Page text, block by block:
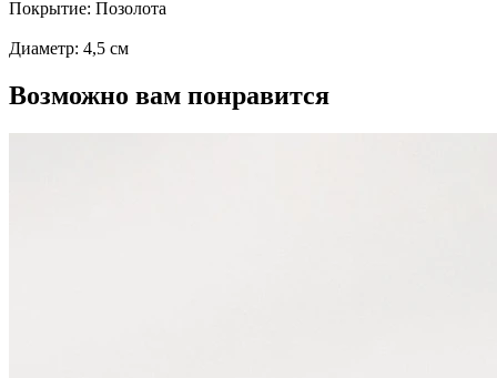
Покрытие: Позолота
Диаметр: 4,5 см
Возможно вам понравится